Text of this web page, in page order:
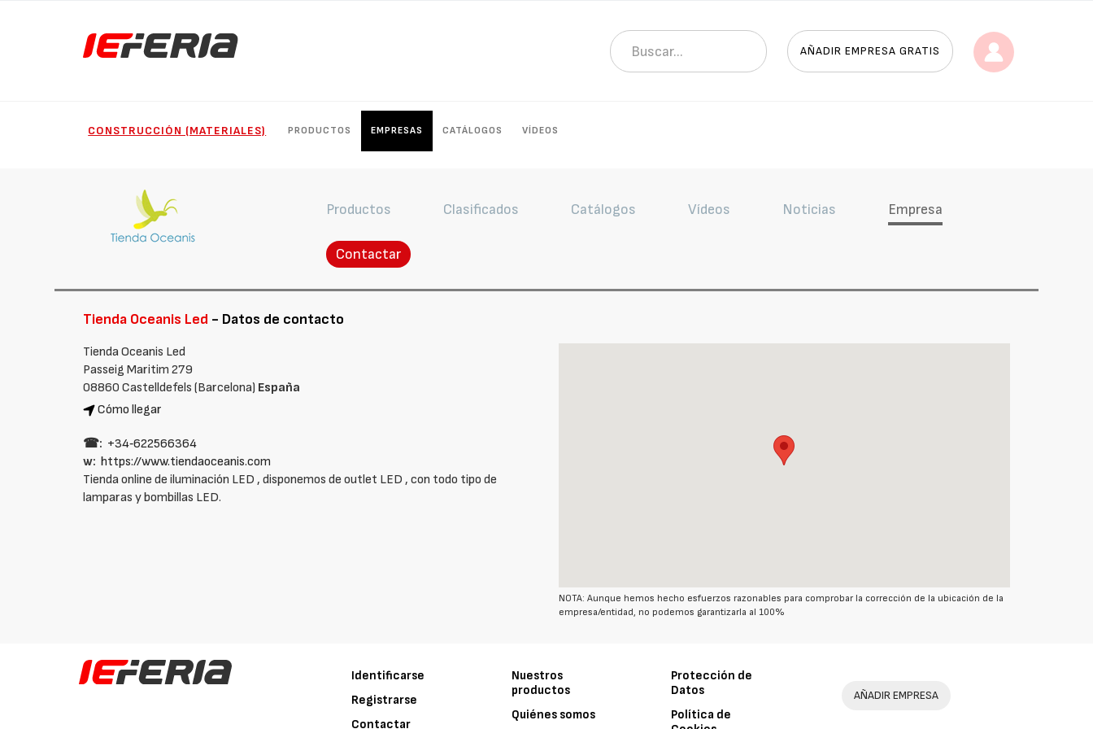
AÑADIR EMPRESA GRATIS
CONSTRUCCIÓN (MATERIALES) PRODUCTOS EMPRESAS CATÁLOGOS VÍDEOS
Productos Clasificados Catálogos Vídeos Noticias Empresa
Contactar
Tienda Oceanis Led - Datos de contacto
Tienda Oceanis Led
Passeig Maritim 279
08860 Castelldefels (Barcelona) España
Cómo llegar
☎: +34‑622566364
w:https://www.tiendaoceanis.com
Tienda online de iluminación LED , disponemos de outlet LED , con todo tipo de
lamparas y bombillas LED.
NOTA: Aunque hemos hecho esfuerzos razonables para comprobar la corrección de la ubicación de la
empresa/entidad, no podemos garantizarla al 100%
Identificarse
Registrarse
Contactar
Nuestros
productos
Quiénes somos
Protección de
Datos
Política de
AÑADIR EMPRESA